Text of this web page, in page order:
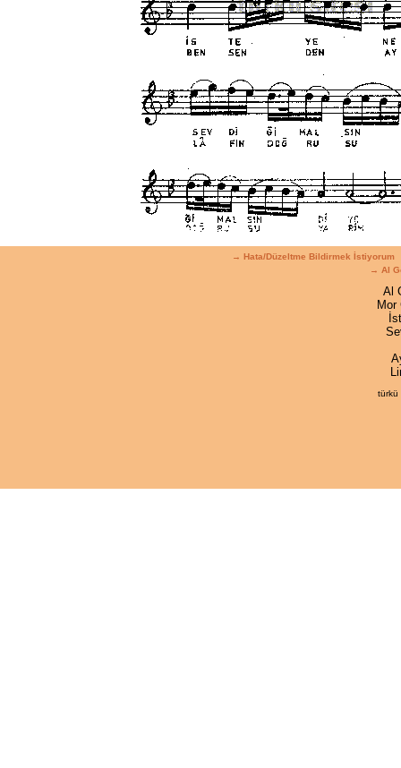
→ Hata/Düzeltme Bildirmek İstiyorum
→ Al
Al
Mor
türkü